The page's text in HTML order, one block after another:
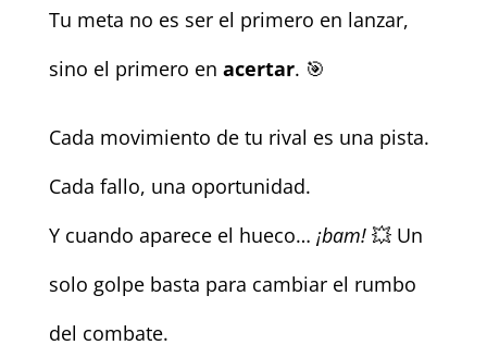
Tu meta no es ser el primero en lanzar,
sino el primero en acertar. 🎯
Cada movimiento de tu rival es una pista.
Cada fallo, una oportunidad.
Y cuando aparece el hueco… ¡bam!💥 Un
solo golpe basta para cambiar el rumbo
del combate.